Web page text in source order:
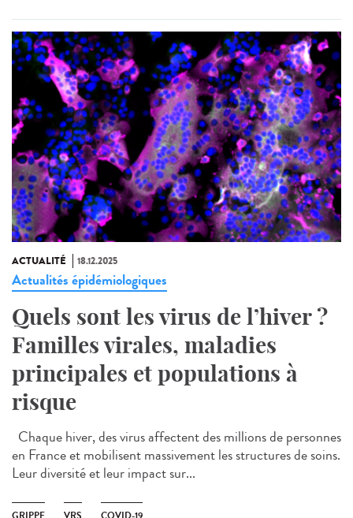
ACTUALITÉ 18.12.2025
Actualités épidémiologiques
Quels sont les virus de l’hiver ?
Familles virales, maladies
principales et populations à
risque
Chaque hiver, des virus affectent des millions de personnes
en France et mobilisent massivement les structures de soins.
Leur diversité et leur impact sur...